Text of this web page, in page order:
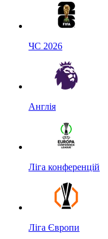
ЧС 2026
Англія
Ліга конференцій
Ліга Європи